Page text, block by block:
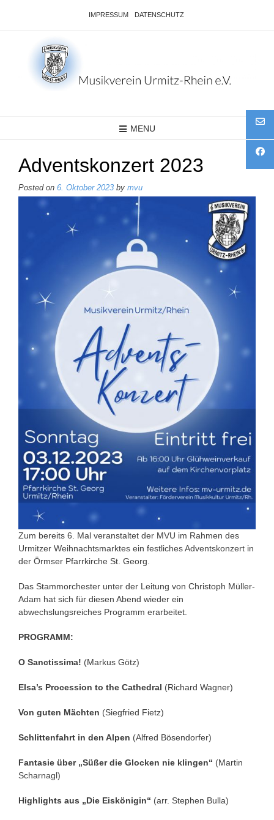
IMPRESSUM DATENSCHUTZ
MENU
Adventskonzert 2023
Posted on 6. Oktober 2023 by mvu
Zum bereits 6. Mal veranstaltet der MVU im Rahmen des
Urmitzer Weihnachtsmarktes ein festliches Adventskonzert in
der Örmser Pfarrkirche St. Georg.
Das Stammorchester unter der Leitung von Christoph Müller-
Adam hat sich für diesen Abend wieder ein
abwechslungsreiches Programm erarbeitet.
PROGRAMM:
O Sanctissima! (Markus Götz)
Elsa’s Procession to the Cathedral (Richard Wagner)
Von guten Mächten (Siegfried Fietz)
Schlittenfahrt in den Alpen (Alfred Bösendorfer)
Fantasie über „Süßer die Glocken nie klingen“ (Martin
Scharnagl)
Highlights aus „Die Eiskönigin“ (arr. Stephen Bulla)